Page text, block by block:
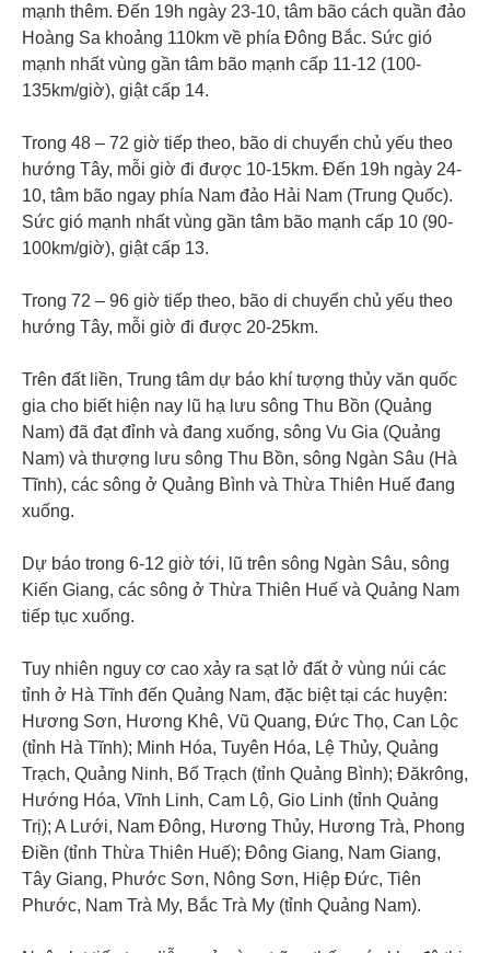
mạnh thêm. Đến 19h ngày 23-10, tâm bão cách quần đảo
Hoàng Sa khoảng 110km về phía Đông Bắc. Sức gió
mạnh nhất vùng gần tâm bão mạnh cấp 11-12 (100-
135km/giờ), giật cấp 14.
Trong 48 – 72 giờ tiếp theo, bão di chuyển chủ yếu theo
hướng Tây, mỗi giờ đi được 10-15km. Đến 19h ngày 24-
10, tâm bão ngay phía Nam đảo Hải Nam (Trung Quốc).
Sức gió mạnh nhất vùng gần tâm bão mạnh cấp 10 (90-
100km/giờ), giật cấp 13.
Trong 72 – 96 giờ tiếp theo, bão di chuyển chủ yếu theo
hướng Tây, mỗi giờ đi được 20-25km.
Trên đất liền, Trung tâm dự báo khí tượng thủy văn quốc
gia cho biết hiện nay lũ hạ lưu sông Thu Bồn (Quảng
Nam) đã đạt đỉnh và đang xuống, sông Vu Gia (Quảng
Nam) và thượng lưu sông Thu Bồn, sông Ngàn Sâu (Hà
Tĩnh), các sông ở Quảng Bình và Thừa Thiên Huế đang
xuống.
Dự báo trong 6-12 giờ tới, lũ trên sông Ngàn Sâu, sông
Kiến Giang, các sông ở Thừa Thiên Huế và Quảng Nam
tiếp tục xuống.
Tuy nhiên nguy cơ cao xảy ra sạt lở đất ở vùng núi các
tỉnh ở Hà Tĩnh đến Quảng Nam, đặc biệt tại các huyện:
Hương Sơn, Hương Khê, Vũ Quang, Đức Thọ, Can Lộc
(tỉnh Hà Tĩnh); Minh Hóa, Tuyên Hóa, Lệ Thủy, Quảng
Trạch, Quảng Ninh, Bố Trạch (tỉnh Quảng Bình); Đăkrông,
Hướng Hóa, Vĩnh Linh, Cam Lộ, Gio Linh (tỉnh Quảng
Trị); A Lưới, Nam Đông, Hương Thủy, Hương Trà, Phong
Điền (tỉnh Thừa Thiên Huế); Đông Giang, Nam Giang,
Tây Giang, Phước Sơn, Nông Sơn, Hiệp Đức, Tiên
Phước, Nam Trà My, Bắc Trà My (tỉnh Quảng Nam).